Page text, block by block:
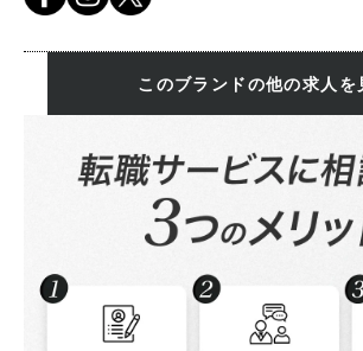
このブランドの他の求人を